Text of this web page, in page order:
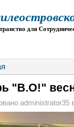
для
"В.О!"
administrator35